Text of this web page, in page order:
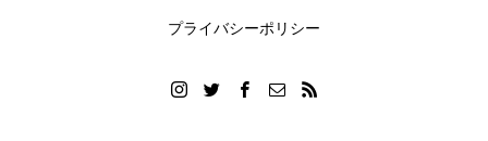
プライバシーポリシー